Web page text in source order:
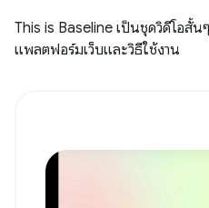
This is Baseline เป็นชุดวิดีโอสั้
แพลตฟอร์มเว็บและวิธีใช้งาน